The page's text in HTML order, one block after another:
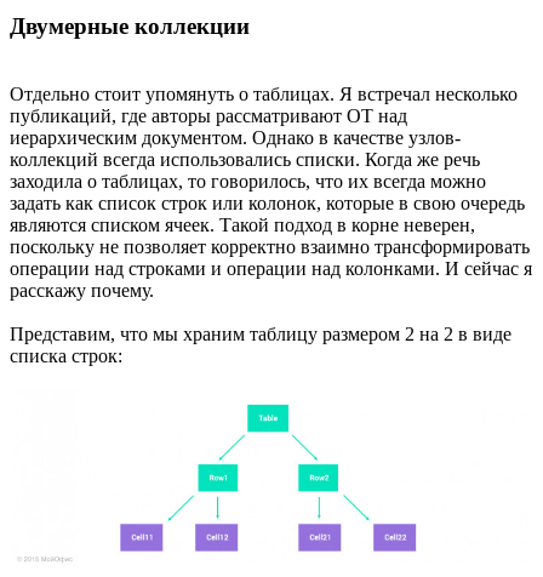
Двумерные коллекции
Отдельно стоит упомянуть о таблицах. Я встречал несколько
публикаций, где авторы рассматривают OT над
иерархическим документом. Однако в качестве узлов-
коллекций всегда использовались списки. Когда же речь
заходила о таблицах, то говорилось, что их всегда можно
задать как список строк или колонок, которые в свою очередь
являются списком ячеек. Такой подход в корне неверен,
поскольку не позволяет корректно взаимно трансформировать
операции над строками и операции над колонками. И сейчас я
расскажу почему.
Представим, что мы храним таблицу размером 2 на 2 в виде
списка строк: